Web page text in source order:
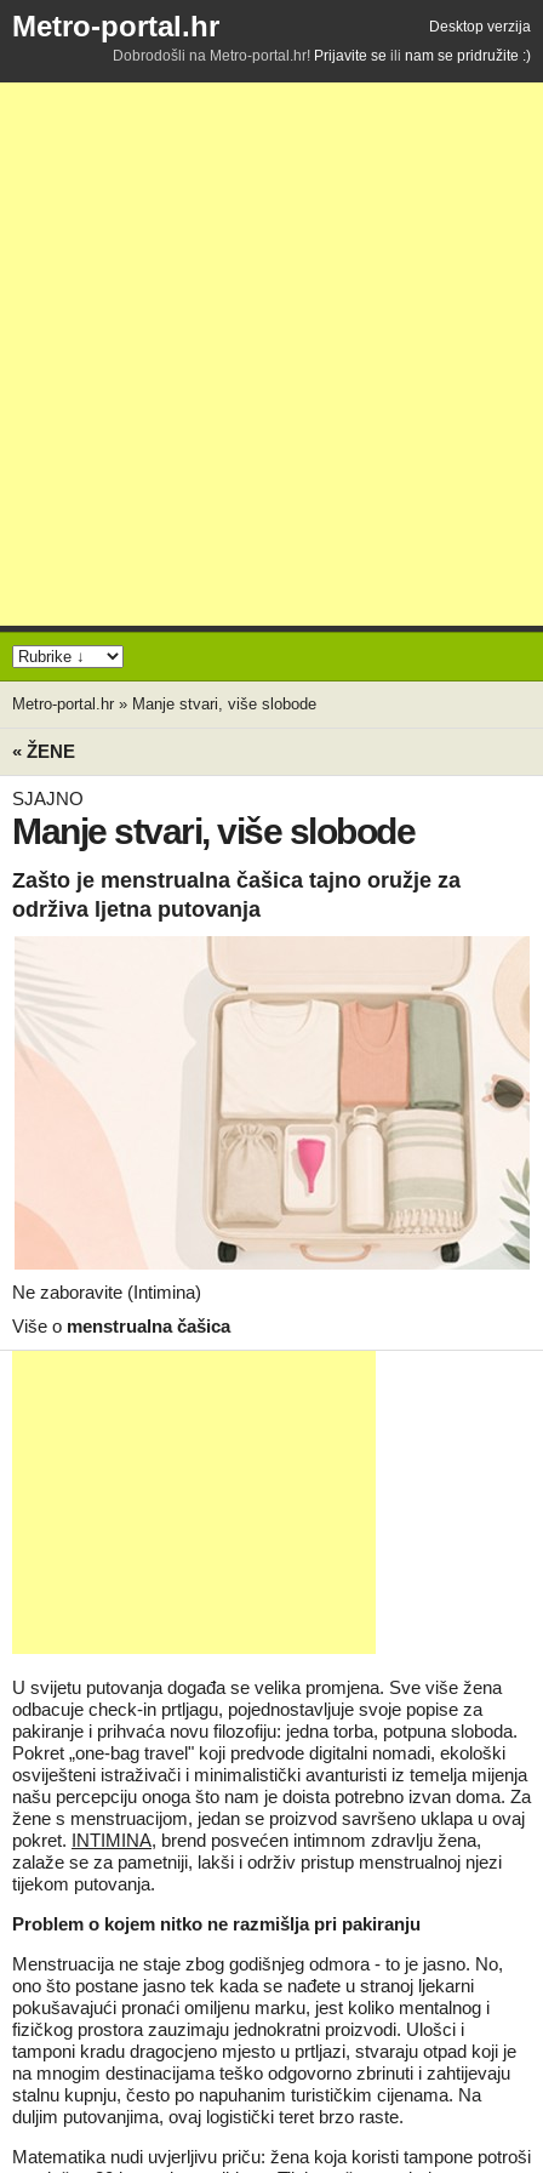
Metro-portal.hr
Desktop verzija
Dobrodošli na Metro-portal.hr! Prijavite se ili nam se pridružite :)
Metro-portal.hr » Manje stvari, više slobode
« ŽENE
SJAJNO
Manje stvari, više slobode
Zašto je menstrualna čašica tajno oružje za
održiva ljetna putovanja
Ne zaboravite (Intimina)
Više o menstrualna čašica
U svijetu putovanja događa se velika promjena. Sve više žena
odbacuje check-in prtljagu, pojednostavljuje svoje popise za
pakiranje i prihvaća novu filozofiju: jedna torba, potpuna sloboda.
Pokret „one-bag travel" koji predvode digitalni nomadi, ekološki
osviješteni istraživači i minimalistički avanturisti iz temelja mijenja
našu percepciju onoga što nam je doista potrebno izvan doma. Za
žene s menstruacijom, jedan se proizvod savršeno uklapa u ovaj
pokret. INTIMINA, brend posvećen intimnom zdravlju žena,
zalaže se za pametniji, lakši i održiv pristup menstrualnoj njezi
tijekom putovanja.
Problem o kojem nitko ne razmišlja pri pakiranju
Menstruacija ne staje zbog godišnjeg odmora - to je jasno. No,
ono što postane jasno tek kada se nađete u stranoj ljekarni
pokušavajući pronaći omiljenu marku, jest koliko mentalnog i
fizičkog prostora zauzimaju jednokratni proizvodi. Ulošci i
tamponi kradu dragocjeno mjesto u prtljazi, stvaraju otpad koji je
na mnogim destinacijama teško odgovorno zbrinuti i zahtijevaju
stalnu kupnju, često po napuhanim turističkim cijenama. Na
duljim putovanjima, ovaj logistički teret brzo raste.
Matematika nudi uvjerljivu priču: žena koja koristi tampone potroši